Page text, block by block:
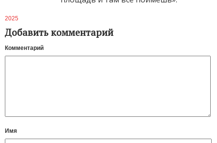
2025
Добавить комментарий
Комментарий
Имя